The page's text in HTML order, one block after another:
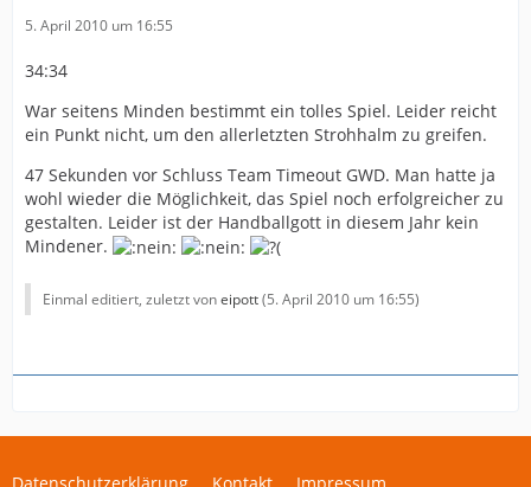
5. April 2010 um 16:55
34:34
War seitens Minden bestimmt ein tolles Spiel. Leider reicht
ein Punkt nicht, um den allerletzten Strohhalm zu greifen.
47 Sekunden vor Schluss Team Timeout GWD. Man hatte ja
wohl wieder die Möglichkeit, das Spiel noch erfolgreicher zu
gestalten. Leider ist der Handballgott in diesem Jahr kein
Mindener.
Einmal editiert, zuletzt voneipott(5. April 2010 um 16:55)